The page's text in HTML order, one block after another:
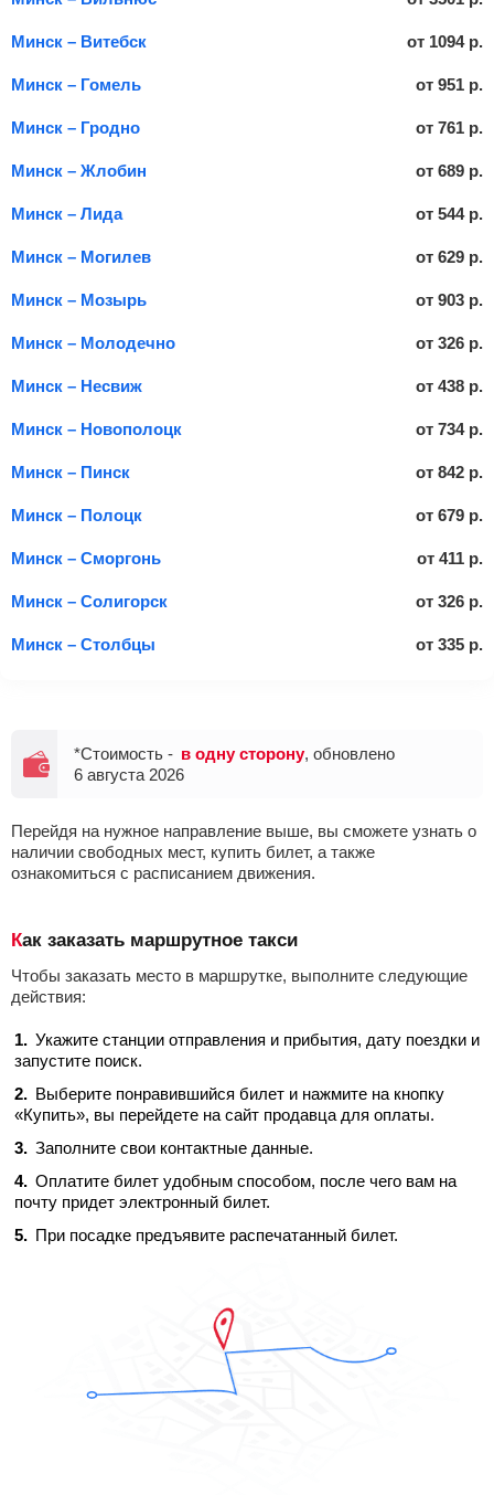
Минск – Витебск от 1094 р.
Минск – Гомель от 951 р.
Минск – Гродно от 761 р.
Минск – Жлобин от 689 р.
Минск – Лида от 544 р.
Минск – Могилев от 629 р.
Минск – Мозырь от 903 р.
Минск – Молодечно от 326 р.
Минск – Несвиж от 438 р.
Минск – Новополоцк от 734 р.
Минск – Пинск от 842 р.
Минск – Полоцк от 679 р.
Минск – Сморгонь от 411 р.
Минск – Солигорск от 326 р.
Минск – Столбцы от 335 р.
*Стоимость - в одну сторону, обновлено
6 августа 2026
Перейдя на нужное направление выше, вы сможете узнать о
наличии свободных мест, купить билет, а также
ознакомиться с расписанием движения.
Как заказать маршрутное такси
Чтобы заказать место в маршрутке, выполните следующие
действия:
Укажите станции отправления и прибытия, дату поездки и
запустите поиск.
Выберите понравившийся билет и нажмите на кнопку
«Купить», вы перейдете на сайт продавца для оплаты.
Заполните свои контактные данные.
Оплатите билет удобным способом, после чего вам на
почту придет электронный билет.
При посадке предъявите распечатанный билет.